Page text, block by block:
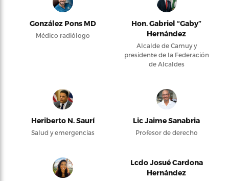
González Pons MD
Médico radiólogo
Hon. Gabriel “Gaby”
Hernández
Alcalde de Camuy y
presidente de la Federación
de Alcaldes
Heriberto N. Saurí
Salud y emergencias
Lic Jaime Sanabria
Profesor de derecho
Lcdo Josué Cardona
Hernández